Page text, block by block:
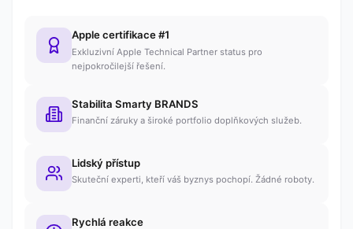
Apple certifikace #1
Exkluzivní Apple Technical Partner status pro
nejpokročilejší řešení.
Stabilita Smarty BRANDS
Finanční záruky a široké portfolio doplňkových služeb.
Lidský přístup
Skuteční experti, kteří váš byznys pochopí. Žádné roboty.
Rychlá reakce